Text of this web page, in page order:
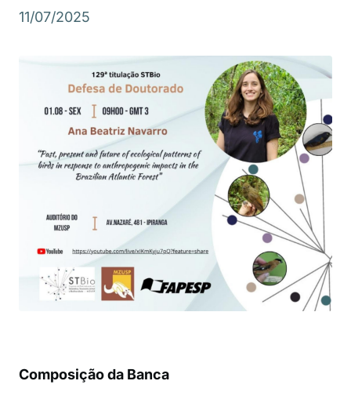
11/07/2025
Composição da Banca